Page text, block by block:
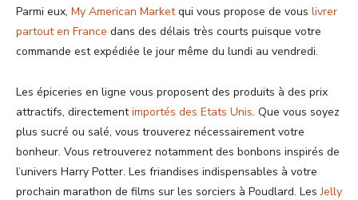
Parmi eux, My American Marketqui vous propose de vous livrer
partout en France dans des délais très courts puisque votre
commande est expédiée le jour même du lundi au vendredi.
Les épiceries en ligne vous proposent des produits à des prix
attractifs, directementimportés des Etats Unis. Que vous soyez
plus sucré ou salé, vous trouverez nécessairement votre
bonheur. Vous retrouverez notamment des bonbons inspirés de
l’univers Harry Potter. Les friandises indispensables à votre
prochain marathon de films sur les sorciers à Poudlard. LesJelly